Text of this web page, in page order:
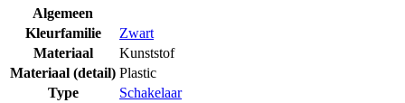
Algemeen
Kleurfamilie
Zwart
Materiaal
Kunststof
Materiaal (detail) Plastic
Type
Schakelaar